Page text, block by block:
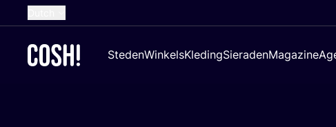
French
StedenWinkelsKledingSieradenMagazine